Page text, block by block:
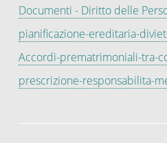
Documenti - Diritto delle
pianificazione-ereditaria-
Accordi-prematrimoniali-tra-
prescrizione-responsabilita-